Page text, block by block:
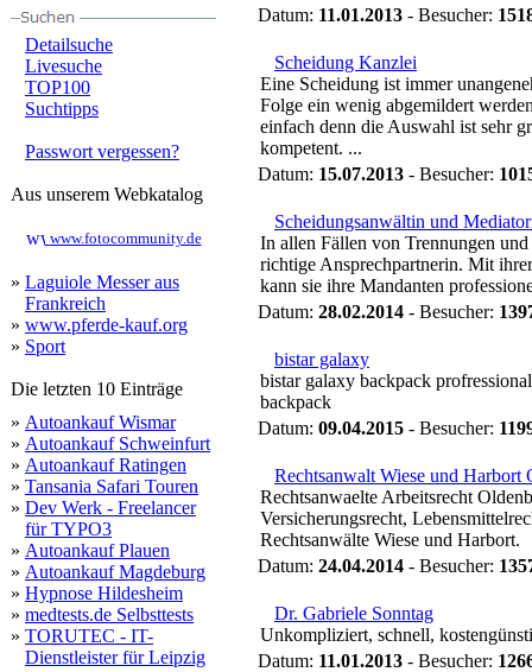
Detailsuche
Livesuche
TOP100
Suchtipps
Passwort vergessen?
Aus unserem Webkatalog
www.fotocommunity.de
» Laguiole Messer aus
Frankreich
» www.pferde-kauf.org
» Sport
Die letzten 10 Einträge
» Autoankauf Wismar
» Autoankauf Schweinfurt
» Autoankauf Ratingen
» Tansania Safari Touren
» Dev Werk - Freelancer
für TYPO3
» Autoankauf Plauen
» Autoankauf Magdeburg
» Hypnose Hildesheim
» medtests.de Selbsttests
» TORUTEC - IT-
Dienstleister für Leipzig
Datum: 11.01.2013 - Besucher:
Scheidung Kanzlei
Eine Scheidung ist immer
Folge ein wenig abgemildert
einfach denn die Auswahl ist sehr
kompetent. ...
Datum: 15.07.2013 - Besucher:
Scheidungsanwältin und
In allen Fällen von Trennungen
richtige Ansprechpartnerin. Mit
kann sie ihre Mandanten
Datum: 28.02.2014 - Besucher:
bistar galaxy
bistar galaxy backpack
backpack
Datum: 09.04.2015 - Besucher:
Rechtsanwalt Wiese und Harbort
Rechtsanwaelte Arbeitsrecht
Versicherungsrecht,
Rechtsanwälte Wiese und Harbort.
Datum: 24.04.2014 - Besucher:
Dr. Gabriele Sonntag
Unkompliziert, schnell,
Datum: 11.01.2013 - Besucher: